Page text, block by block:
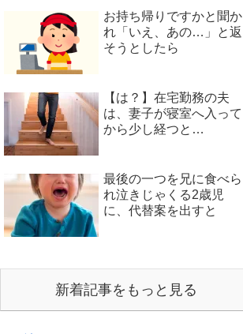
お持ち帰りですかと聞か
れ「いえ、あの…」と返
そうとしたら
【は？】在宅勤務の夫
は、妻子が寝室へ入って
から少し経つと…
最後の一つを兄に食べら
れ泣きじゃくる2歳児
に、代替案を出すと
新着記事をもっと見る